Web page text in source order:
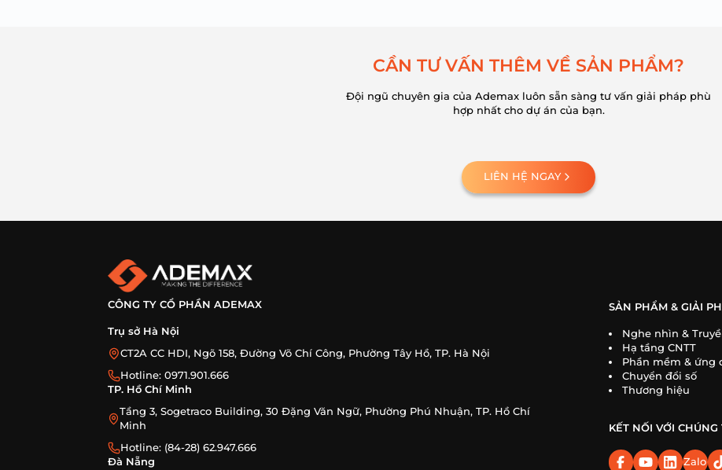
CẦN TƯ VẤN THÊM VỀ SẢN PHẨM?
Đội ngũ chuyên gia của Ademax luôn sẵn sàng tư vấn giải pháp phù
hợp nhất cho dự án của bạn.
LIÊN HỆ NGAY
CÔNG TY CỔ PHẦN ADEMAX
Trụ sở Hà Nội
CT2A CC HDI, Ngõ 158, Đường Võ Chí Công, Phường Tây Hồ, TP. Hà Nội
Hotline: 0971.901.666
TP. Hồ Chí Minh
Tầng 3, Sogetraco Building, 30 Đặng Văn Ngữ, Phường Phú Nhuận, TP. Hồ Chí
Minh
Hotline: (84-28) 62.947.666
Đà Nẵng
SẢN PHẨM & GIẢI
Nghe nhìn &
Hạ tầng CNTT
Phần mềm & ứng
Chuyển đổi số
Thương hiệu
KẾT NỐI VỚI CHÚNG
Zalo